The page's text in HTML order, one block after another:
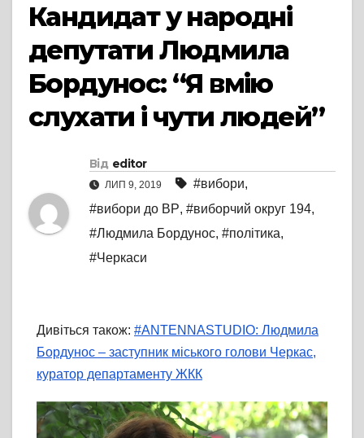
Кандидат у народні
депутати Людмила
Бордунос: “Я вмію
слухати і чути людей”
Від editor
ЛИП 9, 2019 #вибори,
#вибори до ВР, #виборчий округ 194,
#Людмила Бордунос, #політика,
#Черкаси
Дивіться також: #ANTENNASTUDIO: Людмила
Бордунос – заступник міського голови Черкас,
куратор департаменту ЖКК